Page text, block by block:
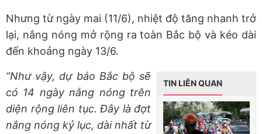
Nhưng từ ngày mai (11/6), nhiệt độ tăng nhanh trở
lại, nắng nóng mở rộng ra toàn Bắc bộ và kéo dài
đến khoảng ngày 13/6.
TIN LIÊN QUAN
“Như vậy, dự báo Bắc bộ sẽ
có 14 ngày nắng nóng trên
diện rộng liên tục. Đây là đợt
nắng nóng kỷ lục, dài nhất từ